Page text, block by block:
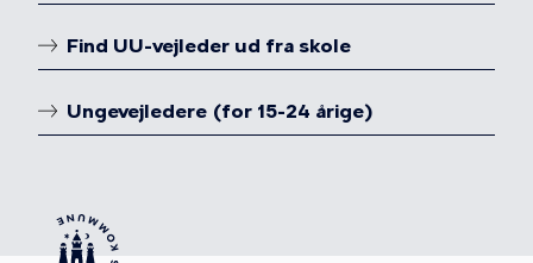
Find UU-vejleder ud fra skole
Ungevejledere (for 15-24 årige)